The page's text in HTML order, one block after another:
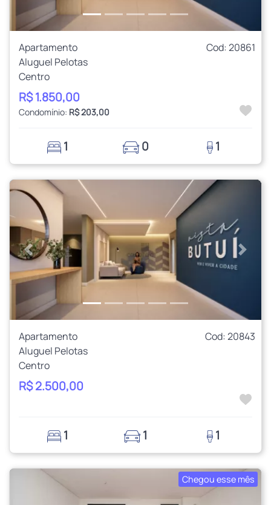
Apartamento
Cod: 20861
Aluguel Pelotas
Centro
R$ 1.850,00
Condomínio: R$ 203,00
1 0 1
Anterior
Apartamento
Cod: 20843
Aluguel Pelotas
Centro
R$ 2.500,00
1 1 1
Chegou esse mês